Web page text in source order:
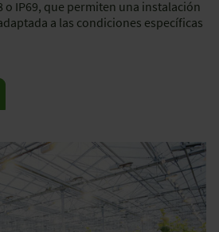
o IP69, que permiten una instalación
a las condiciones específicas